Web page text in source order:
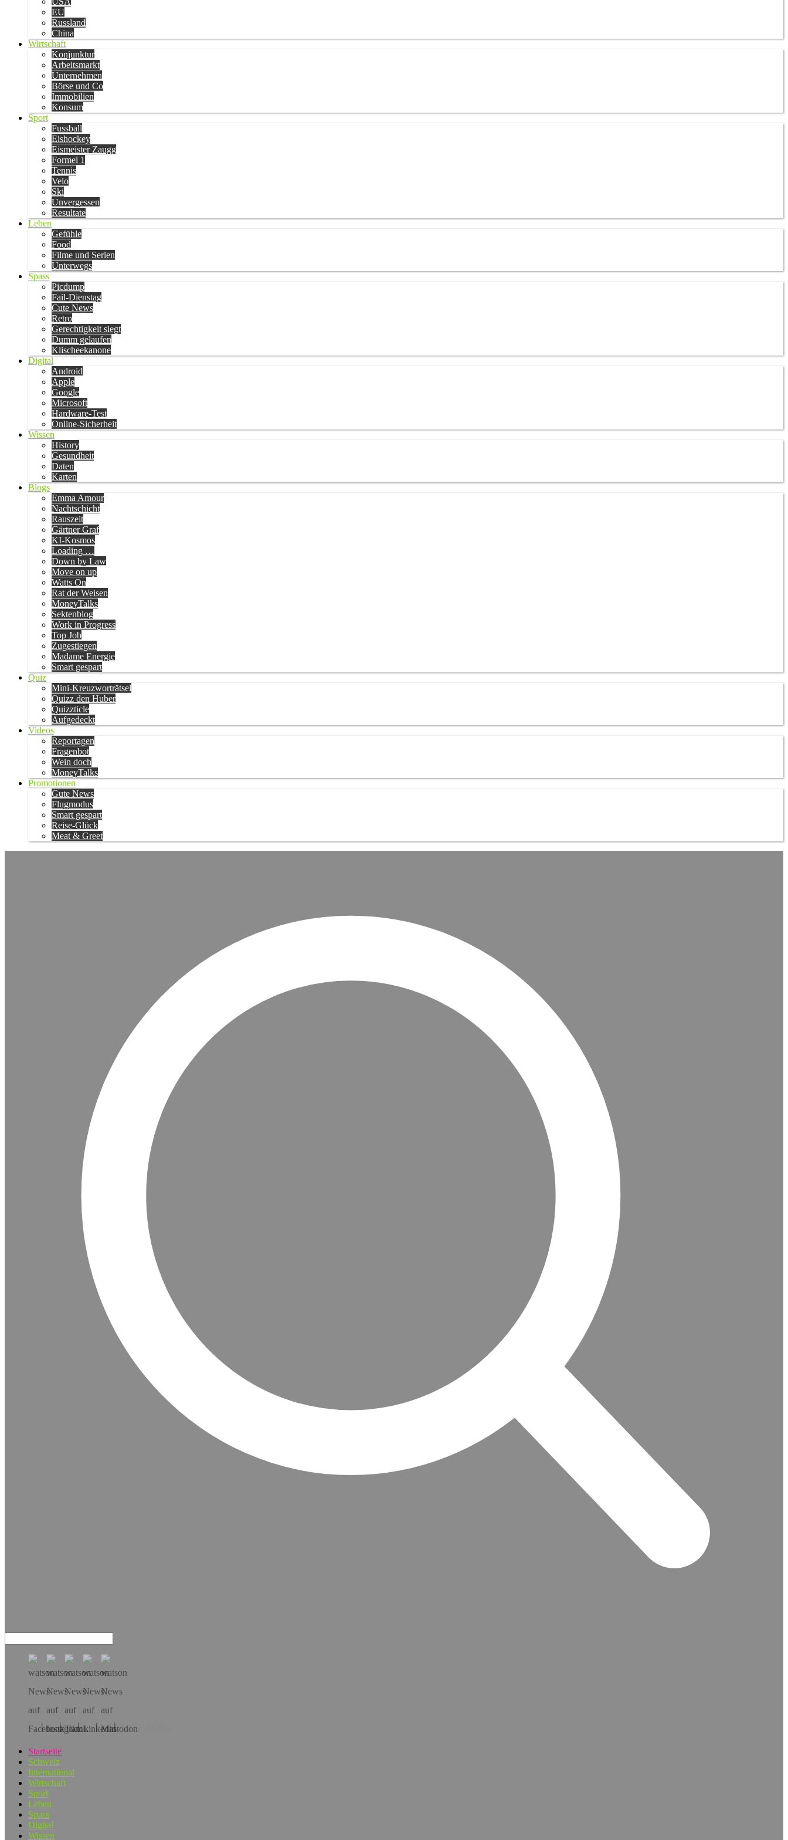
EU
Russland
China
Wirtschaft
Konjunktur
Arbeitsmarkt
Unternehmen
Börse und Co
Immobilien
Konsum
Sport
Fussball
Eishockey
Eismeister Zaugg
Formel 1
Tennis
Velo
Ski
Unvergessen
Resultate
Leben
Gefühle
Food
Filme und Serien
Unterwegs
Spass
Picdump
Fail-Dienstag
Cute News
Retro
Gerechtigkeit siegt
Dumm gelaufen
Klischeekanone
Digital
Android
Apple
Google
Microsoft
Hardware-Test
Online-Sicherheit
Wissen
History
Gesundheit
Daten
Karten
Blogs
Emma Amour
Nachtschicht
Rauszeit
Gärtner Graf
KI-Kosmos
Loading …
Down by Law
Move on up
Watts On
Rat der Weisen
MoneyTalks
Sektenblog
Work in Progress
Top Job
Zugestiegen
Madame Energie
Smart gespart
Quiz
Mini-Kreuzworträtsel
Quizz den Huber
Quizzticle
Aufgedeckt
Videos
Reportagen
Fragenbot
Wein doch
MoneyTalks
Promotionen
Gute News
Flugmodus
Smart gespart
Reise-Glück
Meat & Greet
Hol dir die App!
Startseite
Schweiz
International
Wirtschaft
Sport
Leben
Spass
Digital
Wissen